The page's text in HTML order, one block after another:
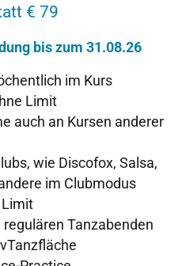
€ 79
bis zum 31.08.26
im Kurs
Limit
auch an Kursen anderer
wie Discofox, Salsa,
im Clubmodus
Limit
Tanzabenden